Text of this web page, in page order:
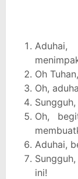
Oh
Oh,
Oh,
Aduhai,
ini!